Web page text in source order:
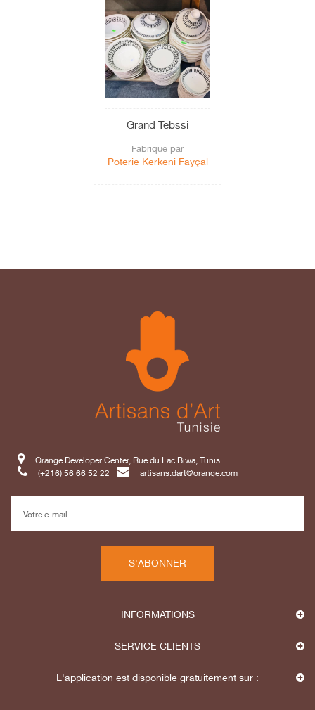
Grand Tebssi
Fabriqué par
Poterie Kerkeni Fayçal
Orange Developer Center, Rue du Lac Biwa, Tunis
(+216) 56 66 52 22
artisans.dart@orange.com
S'ABONNER
INFORMATIONS
SERVICE CLIENTS
L'application est disponible gratuitement sur :